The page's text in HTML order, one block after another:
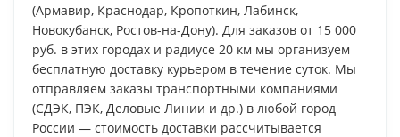
(Армавир, Краснодар, Кропоткин, Лабинск,
Новокубанск, Ростов-на-Дону). Для заказов от 15 000
руб. в этих городах и радиусе 20 км мы организуем
бесплатную доставку курьером в течение суток. Мы
отправляем заказы транспортными компаниями
(СДЭК, ПЭК, Деловые Линии и др.) в любой город
России — стоимость доставки рассчитывается